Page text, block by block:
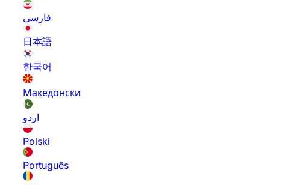
فارسی
日本語
한국어
Македонски
اردو
Polski
Português